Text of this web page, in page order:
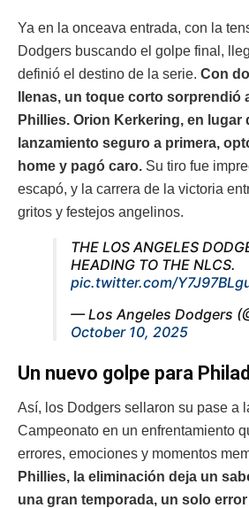
Ya en la onceava entrada, con la
Dodgers buscando el golpe final,
definió el destino de la serie. Con
llenas, un toque corto sorprendió
Phillies. Orion Kerkering, en lugar
lanzamiento seguro a primera,
home y pagó caro. Su tiro fue
escapó, y la carrera de la victoria
gritos y festejos angelinos.
THE LOS ANGELES
HEADING TO THE NLCS.
pic.twitter.com/
— Los Angeles Dodgers
October 10, 2025
Un nuevo golpe para
Así, los Dodgers sellaron su pase a
Campeonato en un enfrentamiento
errores, emociones y momentos
Phillies, la eliminación deja un
una gran temporada, un solo